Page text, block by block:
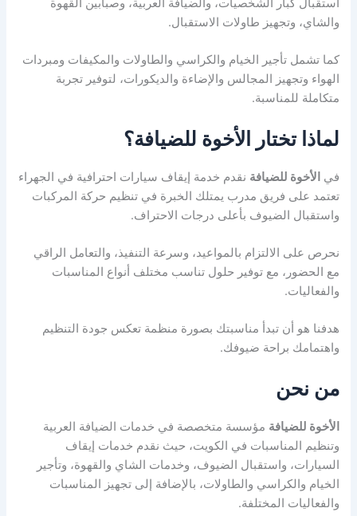
استقبال كبار الشخصيات، والضيافة العربية، وصبابين القهوة
والشاي، وتجهيز طاولات الاستقبال.
كما تشمل تأجير الخيام والكراسي والطاولات والمكيفات ومبردات
الهواء وتجهيز المجالس والإضاءة والديكورات، لتوفير تجربة
متكاملة للمناسبة.
لماذا تختار الأخوة للضيافة؟
في الأخوة للضيافة نقدم خدمة إيقاف سيارات احترافية في الجهراء
تعتمد على فريق مدرب يمتلك الخبرة في تنظيم حركة المركبات
واستقبال الضيوف بأعلى درجات الاحتراف.
نحرص على الالتزام بالمواعيد، وسرعة التنفيذ، والتعامل الراقي
مع الحضور، مع توفير حلول تناسب مختلف أنواع المناسبات
والفعاليات.
هدفنا هو أن تبدأ مناسبتك بصورة منظمة تعكس جودة التنظيم
واهتمامك براحة ضيوفك.
من نحن
الأخوة للضيافة مؤسسة متخصصة في خدمات الضيافة العربية
وتنظيم المناسبات في الكويت، حيث نقدم خدمات إيقاف
السيارات، واستقبال الضيوف، وخدمات الشاي والقهوة، وتأجير
الخيام والكراسي والطاولات، بالإضافة إلى تجهيز المناسبات
والفعاليات المختلفة.